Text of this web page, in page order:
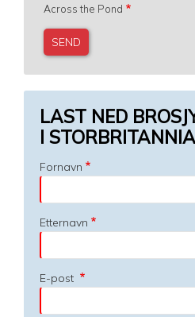
Across the Pond
LAST NED
I STORBRITANNIA
Fornavn
Etternavn
E-post